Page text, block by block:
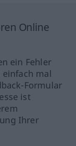
Online
ein Fehler
mal
Formular
ist
Ihrer